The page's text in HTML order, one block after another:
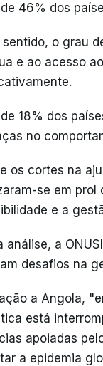
46% dos
sentido, o grau
e ao acesso
18% dos
no
os cortes na
se em
e a
análise, a
desafios na
a Angola,
está
apoiadas
a epidemia